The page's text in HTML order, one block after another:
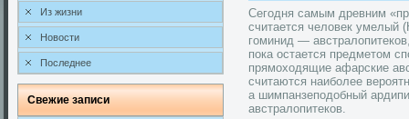
Из жизни
Новости
Последнее
Свежие записи
Сегодня самым древним
считается человек умелый
гоминид —
пока остается предметом
прямоходящие афарские
считаются наиболее
а шимпанзеподобный
австралопитеков.